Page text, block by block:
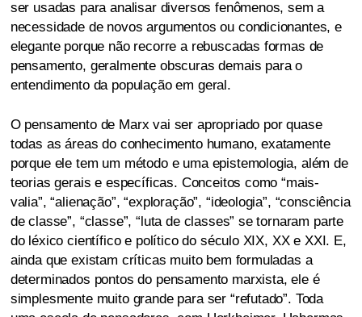
ser usadas para analisar diversos fenômenos, sem a
necessidade de novos argumentos ou condicionantes, e
elegante porque não recorre a rebuscadas formas de
pensamento, geralmente obscuras demais para o
entendimento da população em geral.
O pensamento de Marx vai ser apropriado por quase
todas as áreas do conhecimento humano, exatamente
porque ele tem um método e uma epistemologia, além de
teorias gerais e específicas. Conceitos como “mais-
valia”, “alienação”, “exploração”, “ideologia”, “consciência
de classe”, “classe”, “luta de classes” se tornaram parte
do léxico científico e político do século XIX, XX e XXI. E,
ainda que existam críticas muito bem formuladas a
determinados pontos do pensamento marxista, ele é
simplesmente muito grande para ser “refutado”. Toda